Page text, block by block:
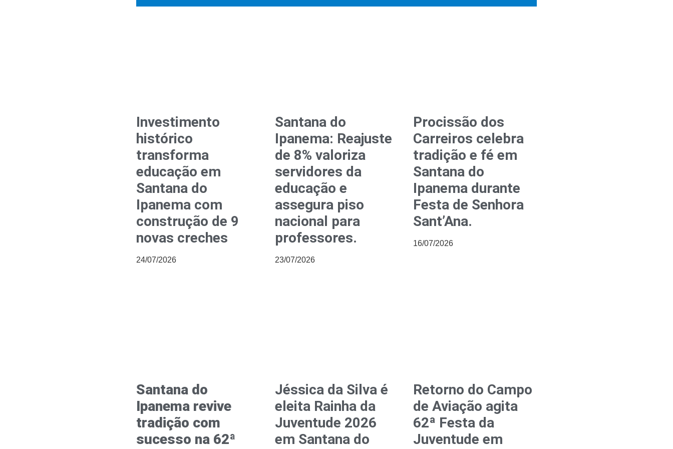
Investimento
histórico
transforma
educação em
Santana do
Ipanema com
construção de 9
novas creches
24/07/2026
Santana do
Ipanema: Reajuste
de 8% valoriza
servidores da
educação e
assegura piso
nacional para
professores.
23/07/2026
Procissão dos
Carreiros celebra
tradição e fé em
Santana do
Ipanema durante
Festa de Senhora
Sant’Ana.
16/07/2026
Santana do
Ipanema revive
tradição com
sucesso na 62ª
Jéssica da Silva é
eleita Rainha da
Juventude 2026
em Santana do
Retorno do Campo
de Aviação agita
62ª Festa da
Juventude em